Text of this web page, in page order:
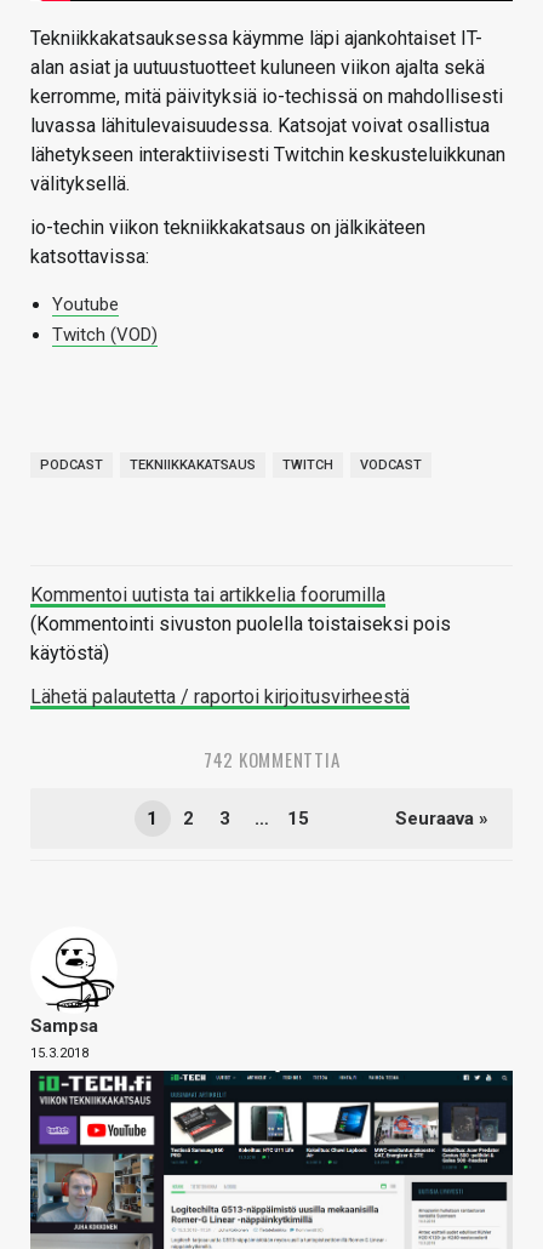
Tekniikkakatsauksessa käymme läpi ajankohtaiset IT-
alan asiat ja uutuustuotteet kuluneen viikon ajalta sekä
kerromme, mitä päivityksiä io-techissä on mahdollisesti
luvassa lähitulevaisuudessa. Katsojat voivat osallistua
lähetykseen interaktiivisesti Twitchin keskusteluikkunan
välityksellä.
io-techin viikon tekniikkakatsaus on jälkikäteen
katsottavissa:
Youtube
Twitch (VOD)
PODCAST TEKNIIKKAKATSAUS TWITCH VODCAST
Kommentoi uutista tai artikkelia foorumilla
(Kommentointi sivuston puolella toistaiseksi pois
käytöstä)
Lähetä palautetta / raportoi kirjoitusvirheestä
742 KOMMENTTIA
1 2 3 … 15 Seuraava »
Sampsa
15.3.2018